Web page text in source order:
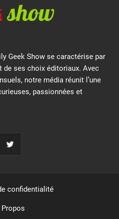
Geek Show se caractérise par
de ses choix éditoriaux. Avec
notre média réunit l’une
passionnées et
confidentialité
Propos